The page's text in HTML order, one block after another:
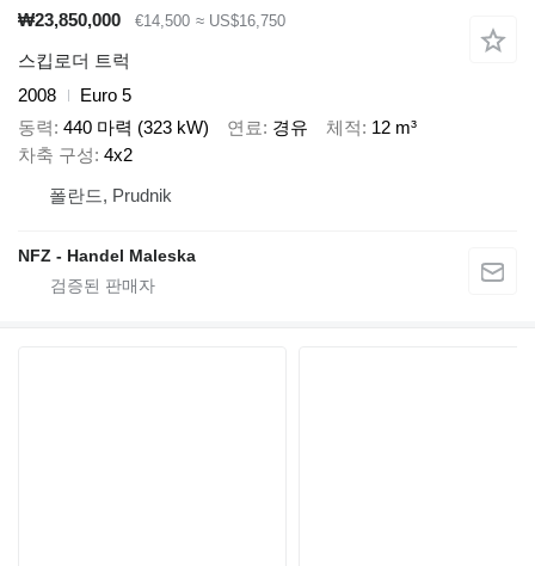
₩23,850,000
€14,500 ≈ US$16,750
스킵로더 트럭
2008
Euro 5
동력 440 마력 (323 kW) 연료 경유 체적
12 m³
차축 구성 4x2
폴란드, Prudnik
NFZ - Handel Maleska